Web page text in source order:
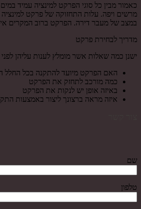
כאמור מבין כל סוגי הפרקט למינציה עמיד
מרשים ויפה. עלות התחזוקה של פרקט
במצב של מעבר דירה. הפרקט ברוב המקרים
מדריך לבחירת פרקט
ישנן כמה שאלות אשר מומלץ לענות עליהן
האם הפרקט מיועד להתקנה בכל החלל
כמה מורכב לתחזק את הפרקט
באיזה אופן יש לנקות את הפרקט
איזה מראה ברצונך ליצור באמצעות
שם
טלפון